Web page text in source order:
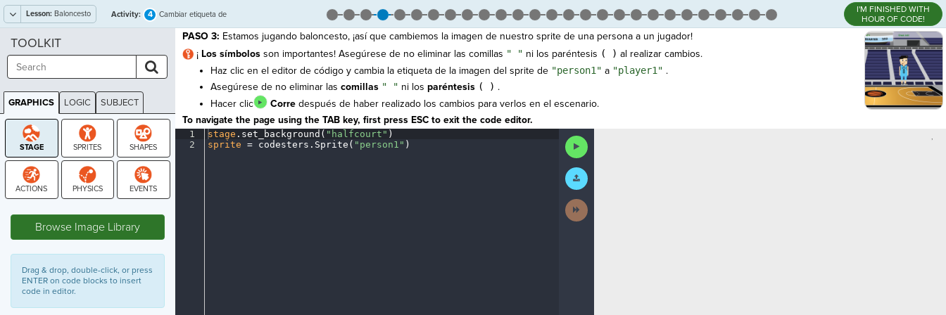
Lesson: Baloncesto Activity: 4
Cambiar etiqueta de
I'M FINISHED WITH
HOUR OF CODE!
PASO 3: Estamos jugando baloncesto, ¡así que cambiemos la imagen de nuestro sprite de una persona a un jugador!
¡ Los símbolosson importantes! Asegúrese de no eliminar las comillas " " ni los paréntesis ( ) al realizar cambios.
Haz clic en el editor de código y cambia la etiqueta de la imagen del sprite de "person1" a "player1" .
Asegúrese de no eliminar las comillas " " ni los paréntesis ( ) .
Hacer clic
Corredespués de haber realizado los cambios para verlos en el escenario.
To navigate the page using the TAB key, first press ESC to exit the code editor.
1
2
stage . set_background( "halfcourt" )
sprite =· codesters . Sprite( "person1" )
Run
Code
Submit
Work
Next
Activity
,
TOOLKIT
GRAPHICS LOGIC SUBJECT
GRAPHICS
Browse Image Library
Drag & drop, double-click, or press
ENTER on code blocks to insert
code in editor.